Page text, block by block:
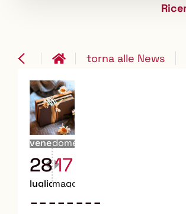
torna alle News
venerdì
28
luglio
domenica
17
maggio
--------